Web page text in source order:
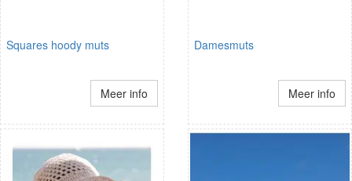
Squares hoody muts
Meer info
Damesmuts
Meer info